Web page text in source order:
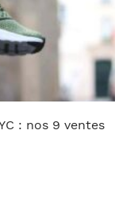
: nos 9 ventes